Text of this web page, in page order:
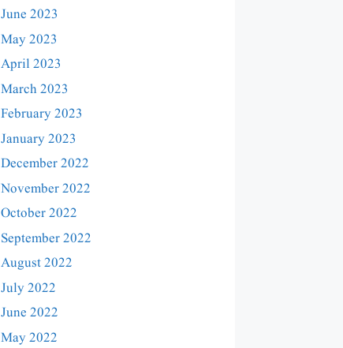
June 2023
May 2023
April 2023
March 2023
February 2023
January 2023
December 2022
November 2022
October 2022
September 2022
August 2022
July 2022
June 2022
May 2022